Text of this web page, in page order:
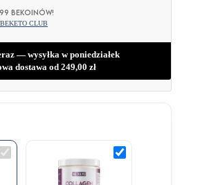
BEKOINÓW!
CLUB
— wysyłka w poniedziałek
dostawa od249,00zł
Czysty
Kolagen
Keto
Kolagen